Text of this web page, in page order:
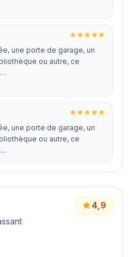
une porte de garage, un
ou autre, ce
une porte de garage, un
ou autre, ce
4,9